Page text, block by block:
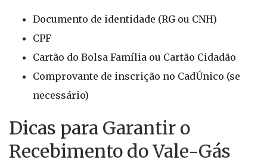
Documento de identidade (RG ou CNH)
CPF
Cartão do Bolsa Família ou Cartão Cidadão
Comprovante de inscrição no CadÚnico (se
necessário)
Dicas para Garantir o
Recebimento do Vale-Gás